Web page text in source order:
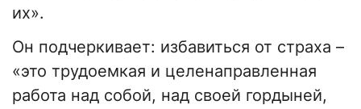
их».
Он подчеркивает: избавиться от страха –
«это трудоемкая и целенаправленная
работа над собой, над своей гордыней,